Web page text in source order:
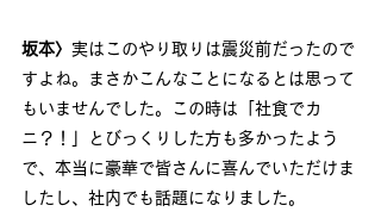
坂本〉 実はこのやり取りは震災前だったので
すよね。まさかこんなことになるとは思って
もいませんでした。この時は「社食でカ
ニ？！」とびっくりした方も多かったよう
で、本当に豪華で皆さんに喜んでいただけま
したし、社内でも話題になりました。